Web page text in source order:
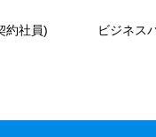
約社員) ビジネス